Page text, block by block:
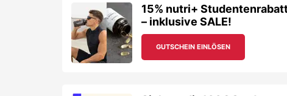
15% nutri+
– inklusive SALE!
GUTSCHEIN EINLÖSEN